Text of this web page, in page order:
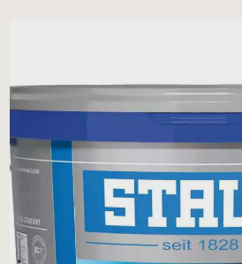
28 79 01 41
VOUS AVEZ UN
Nos experts sont à votre disposition